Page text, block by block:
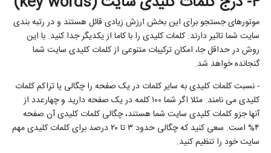
موتورهای جستجو برای این بخش ارزش زیادی قائل هستند و در رتبه بندی
سایت شما تاثیر دارند. کلمات کلیدی را با کاما از یکدیگر جدا کنید. با این
روش در حداقل جا، امکان ترکیبات متنوعی از کلمات کلیدی سایت شما
گنجانده خواهد شد.
- نسبت کلمات کلیدی به سایر کلمات در یک صفحه را چگالی یا تراکم کلمات
کلیدی می نامند. مثلا اگر شما ۱۰۰ کلمه در یک صفحه دارید و چهارعدد از
آنها جزو کلمات کلیدی سایت شما هستند، چگالی کلمات کلیدی آن صفحه
۴% است. سعی کنید که چگالی حدود ۳ تا ۲۰ درصد برای کلمات کلیدی مهم
سایت خود را تنظیم کنید.